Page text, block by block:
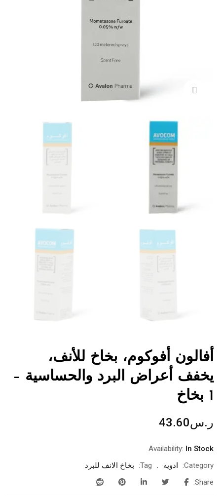
أفالون أفوكوم، بخاخ للأنف،
يخفف أعراض البرد والحساسية –
1 بخاخ
ر.س43.60
Availability: In Stock
Category:
ادويه Tag:
بخاخ الانف للبرد
Share: